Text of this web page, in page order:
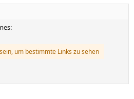
um bestimmte Links zu sehen